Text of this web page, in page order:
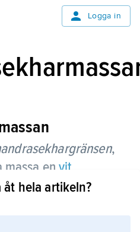
Logga in
,
massa envit
hela artikeln?